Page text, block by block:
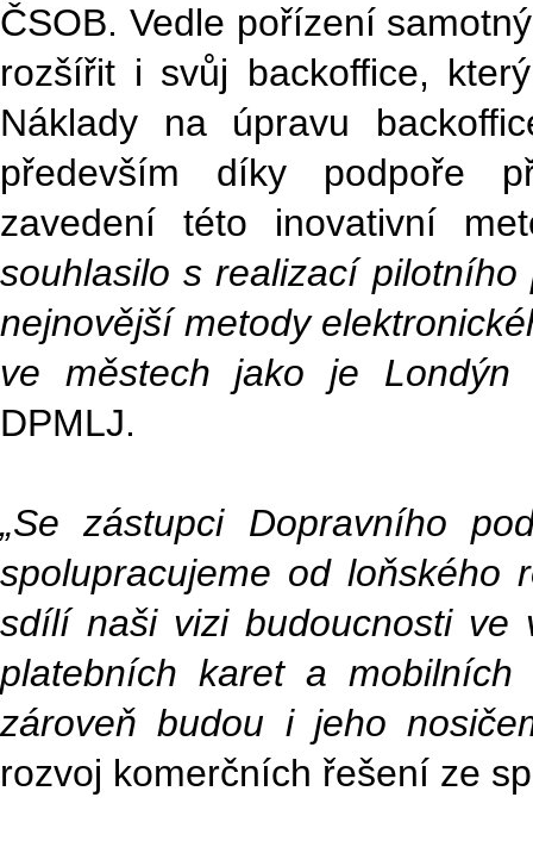
ČSOB. Vedle pořízení
rozšířit i svůj backoffice,
Náklady na úpravu
především díky podpoře
zavedení této inovativní
souhlasilo s realizací
nejnovější metody
ve městech jako je Londýn
DPMLJ.
„Se zástupci Dopravního
spolupracujeme od
sdílí naši vizi budoucnosti ve
platebních karet a
zároveň budou i jeho
rozvoj komerčních řešení ze